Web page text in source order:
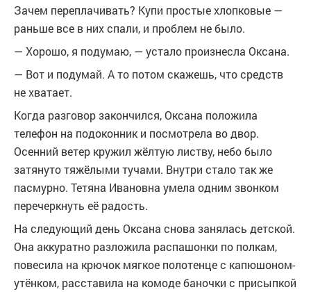
Зачем переплачивать? Купи простые хлопковые —
раньше все в них спали, и проблем не было.
— Хорошо, я подумаю, — устало произнесла Оксана.
— Вот и подумай. А то потом скажешь, что средств
не хватает.
Когда разговор закончился, Оксана положила
телефон на подоконник и посмотрела во двор.
Осенний ветер кружил жёлтую листву, небо было
затянуто тяжёлыми тучами. Внутри стало так же
пасмурно. Тетяна Ивановна умела одним звонком
перечеркнуть её радость.
На следующий день Оксана снова занялась детской.
Она аккуратно разложила распашонки по полкам,
повесила на крючок мягкое полотенце с капюшоном-
утёнком, расставила на комоде баночки с присыпкой